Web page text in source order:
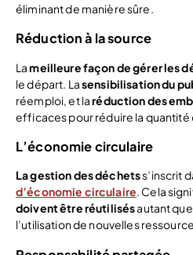
éliminant de manière sûre.
Réduction à la source
Lameilleure façon de gérer les
le départ. Lasensibilisation du
réemploi, et laréduction des
efficaces pour réduire la
L’économie circulaire
La gestion des déchetss’inscrit
d’économie circulaire. Cela
doivent être réutilisésautant
l’utilisation de nouvelles